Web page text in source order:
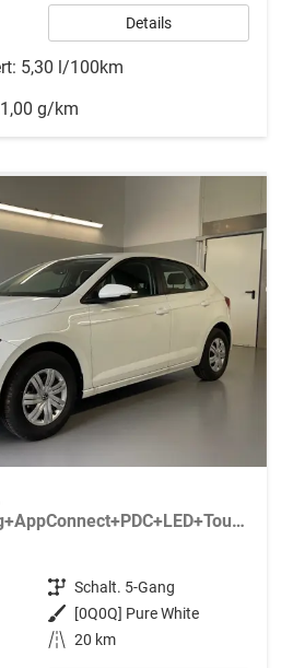
Details
5,30 l/100km
g/km
1.0 MPI Sitzheizung+AppConnect+PDC+LED+Touch+Lichtsensor+MultiLenkrad
Getriebe Schalt. 5-Gang
Außenfarbe
[0Q0Q] Pure White
Kilometerstand 20 km